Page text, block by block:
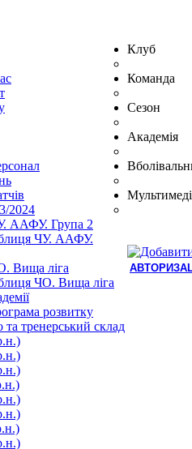
Клуб
Команда
Сезон
2024
ААФУ. Група 2
ЧУ. ААФУ.
Вища ліга
ЧО. Вища ліга
Академія
розвитку
та тренерський склад